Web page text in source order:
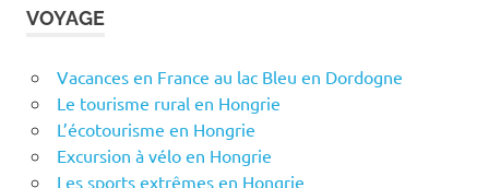
VOYAGE
Vacances en France au lac Bleu en Dordogne
Le tourisme rural en Hongrie
L’écotourisme en Hongrie
Excursion à vélo en Hongrie
Les sports extrêmes en Hongrie